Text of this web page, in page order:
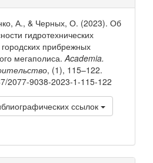
А., & Черных, О. (2023). Об
гидротехнических
прибрежных
мегаполиса.Academia.
, (1), 115–122.
2077-9038-2023-1-115-122
ссылок